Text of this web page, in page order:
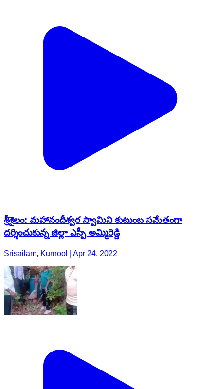
శ్రీశైలం: మహానందీశ్వర స్వామిని కుటుంబ సమేతంగా
దర్శించుకున్న జిల్లా ఎస్పీ అమ్మిరెడ్డి
Srisailam, Kurnool | Apr 24, 2022